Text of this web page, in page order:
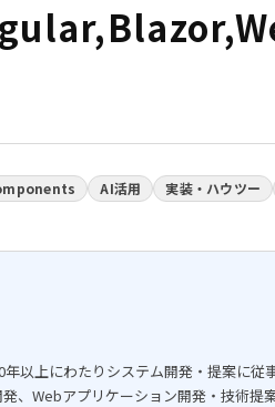
AI活用 実装・ハウツー
以上にわたりシステム開発・提案に従
、Webアプリケーション開発・技術提